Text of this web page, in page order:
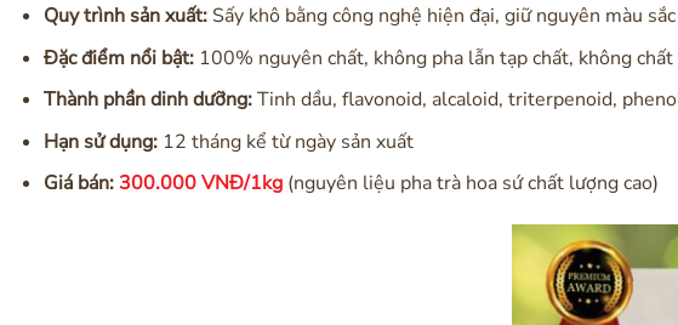
Quy trình sản xuất:Sấy khô bằng công nghệ hiện đại, giữ nguyên màu
Đặc điểm nổi bật:100% nguyên chất, không pha lẫn tạp chất, không chất
Thành phần dinh dưỡng:Tinh dầu, flavonoid, alcaloid, triterpenoid,
Hạn sử dụng:12 tháng kể từ ngày sản xuất
Giá bán: 300.000 VNĐ/1kg(nguyên liệu pha trà hoa sứ chất lượng cao)